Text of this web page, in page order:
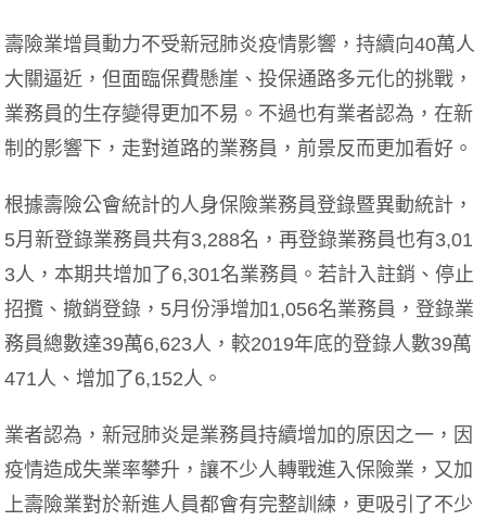
壽險業增員動力不受新冠肺炎疫情影響，持續向40萬人
大關逼近，但面臨保費懸崖、投保通路多元化的挑戰，
業務員的生存變得更加不易。不過也有業者認為，在新
制的影響下，走對道路的業務員，前景反而更加看好。
根據壽險公會統計的人身保險業務員登錄暨異動統計，
5月新登錄業務員共有3,288名，再登錄業務員也有3,01
3人，本期共增加了6,301名業務員。若計入註銷、停止
招攬、撤銷登錄，5月份淨增加1,056名業務員，登錄業
務員總數達39萬6,623人，較2019年底的登錄人數39萬
471人、增加了6,152人。
業者認為，新冠肺炎是業務員持續增加的原因之一，因
疫情造成失業率攀升，讓不少人轉戰進入保險業，又加
上壽險業對於新進人員都會有完整訓練，更吸引了不少